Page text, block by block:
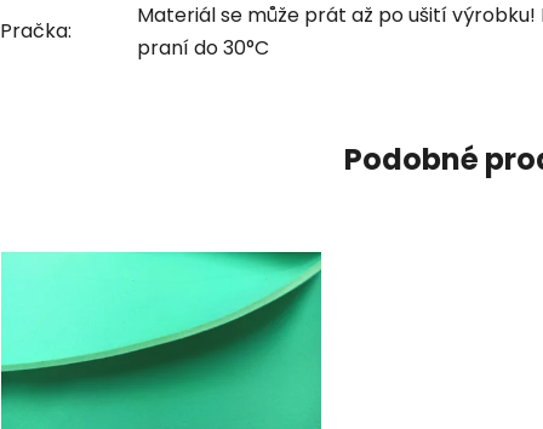
Pračka:
Materiál se může prát až po ušití
praní do 30°C
Podobné